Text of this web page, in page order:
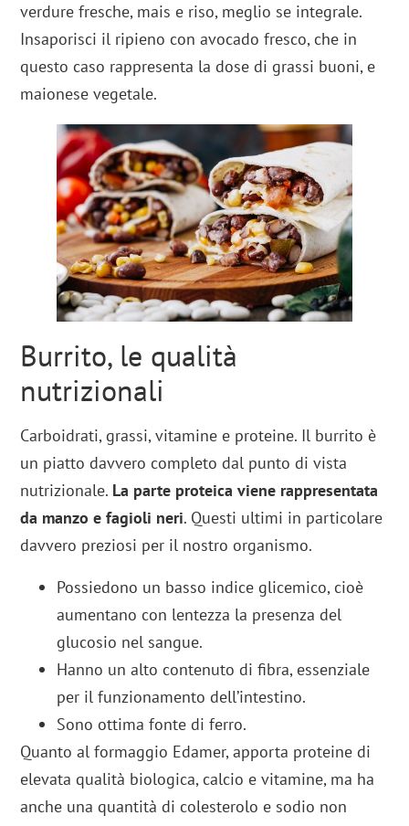
verdure fresche, mais e riso, meglio se integrale.
Insaporisci il ripieno con avocado fresco, che in
questo caso rappresenta la dose di grassi buoni, e
maionese vegetale.
Burrito, le qualità
nutrizionali
Carboidrati, grassi, vitamine e proteine. Il burrito è
un piatto davvero completo dal punto di vista
nutrizionale. La parte proteica viene rappresentata
da manzo e fagioli neri. Questi ultimi in particolare
davvero preziosi per il nostro organismo.
Possiedono un basso indice glicemico, cioè
aumentano con lentezza la presenza del
glucosio nel sangue.
Hanno un alto contenuto di fibra, essenziale
per il funzionamento dell’intestino.
Sono ottima fonte di ferro.
Quanto al formaggio Edamer, apporta proteine di
elevata qualità biologica, calcio e vitamine, ma ha
anche una quantità di colesterolo e sodio non